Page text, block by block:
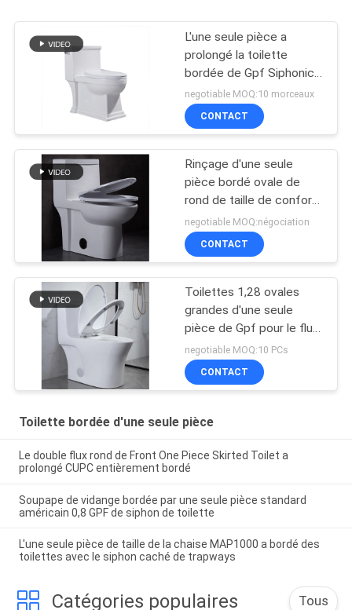
L'une seule pièce a
prolongé la toilette
bordée de Gpf Siphonic
de la toilette 1,6 blanche
negotiable MOQ:10 morceaux
CONTACT
Rinçage d'une seule
pièce bordé ovale de
rond de taille de confort
de toilette de Siphonic
negotiable MOQ:négociation
CONTACT
Toilettes 1,28 ovales
grandes d'une seule
pièce de Gpf pour le flux
tranquille blanc plus âgé
negotiable MOQ:10 PCs
CONTACT
Toilette bordée d'une seule pièce
Le double flux rond de Front One Piece Skirted Toilet a
prolongé CUPC entièrement bordé
Soupape de vidange bordée par une seule pièce standard
américain 0,8 GPF de siphon de toilette
L'une seule pièce de taille de la chaise MAP1000 a bordé des
toilettes avec le siphon caché de trapways
Catégories populaires Tous